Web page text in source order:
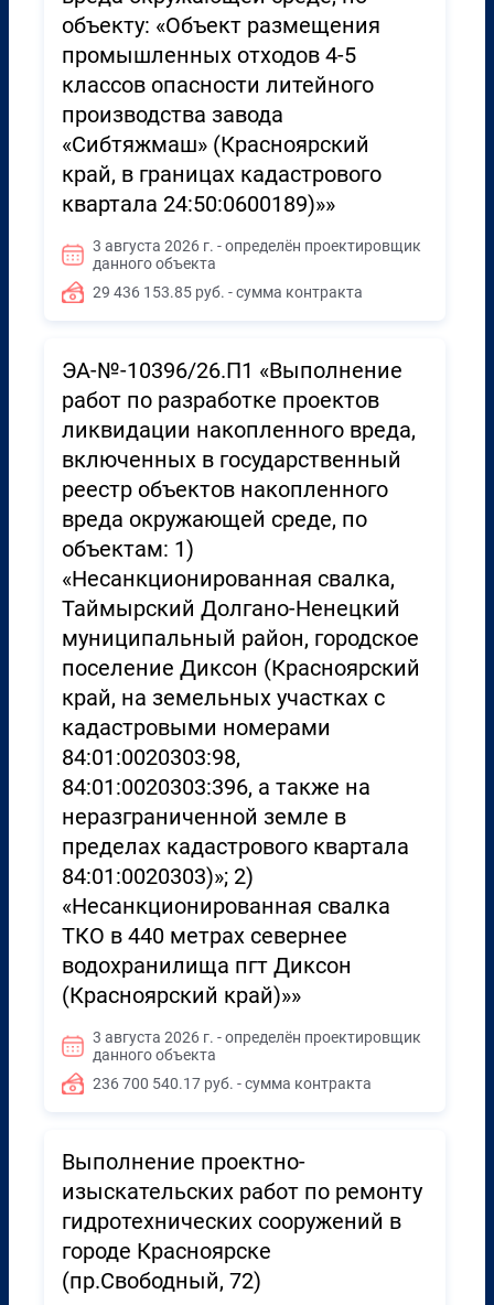
объекту: «Объект размещения
промышленных отходов 4-5
классов опасности литейного
производства завода
«Сибтяжмаш» (Красноярский
край, в границах кадастрового
квартала 24:50:0600189)»»
3 августа 2026 г. - определён проектировщик
данного объекта
29 436 153.85 руб. - сумма контракта
ЭА-№-10396/26.П1 «Выполнение
работ по разработке проектов
ликвидации накопленного вреда,
включенных в государственный
реестр объектов накопленного
вреда окружающей среде, по
объектам: 1)
«Несанкционированная свалка,
Таймырский Долгано-Ненецкий
муниципальный район, городское
поселение Диксон (Красноярский
край, на земельных участках с
кадастровыми номерами
84:01:0020303:98,
84:01:0020303:396, а также на
неразграниченной земле в
пределах кадастрового квартала
84:01:0020303)»; 2)
«Несанкционированная свалка
ТКО в 440 метрах севернее
водохранилища пгт Диксон
(Красноярский край)»»
3 августа 2026 г. - определён проектировщик
данного объекта
236 700 540.17 руб. - сумма контракта
Выполнение проектно-
изыскательских работ по ремонту
гидротехнических сооружений в
городе Красноярске
(пр.Свободный, 72)